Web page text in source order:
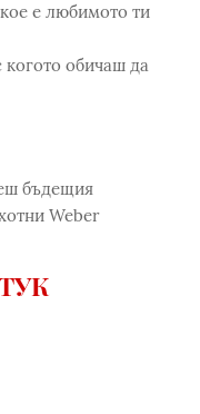
е любимото ти
когото обичаш да
бъдещия
Weber